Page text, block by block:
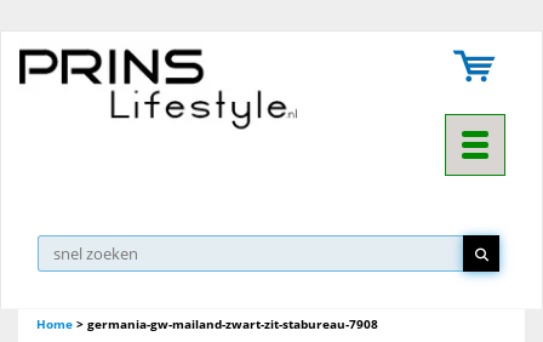
Toggle
Home > germania-gw-mailand-zwart-zit-stabureau-7908